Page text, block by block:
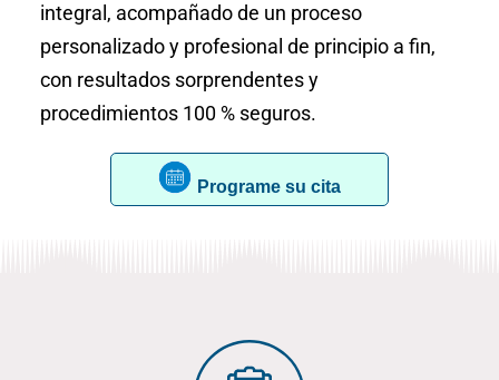
integral, acompañado de un proceso
personalizado y profesional de principio a fin,
con resultados sorprendentes y
procedimientos 100 % seguros.
Programe su cita